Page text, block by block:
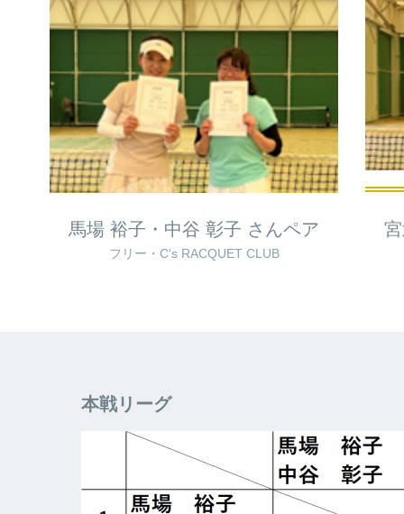
馬場 裕子・中谷 彰子 さんペア
フリー・C's RACQUET CLUB
本戦リーグ